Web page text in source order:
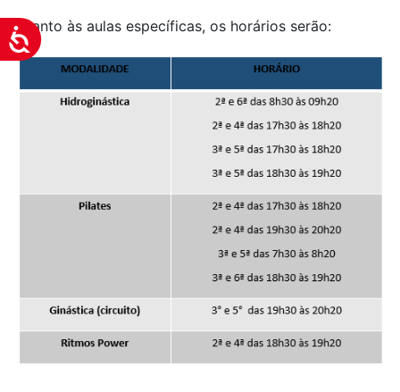
Acessibilidade
Quanto às aulas específicas, os horários serão: